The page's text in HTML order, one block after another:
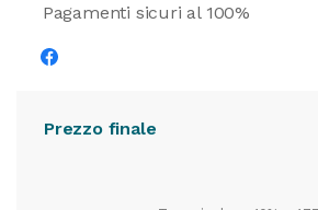
Pagamenti sicuri al 100%
Prezzo finale